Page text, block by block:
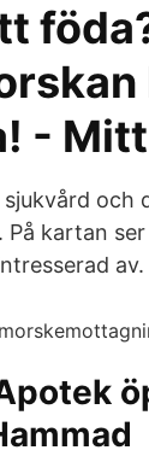
-
sjukvård och
På kartan
av.